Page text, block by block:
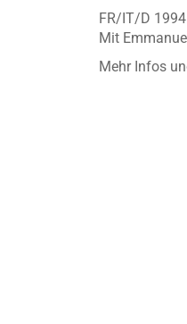
FR/IT/D
Mit
Mehr Infos